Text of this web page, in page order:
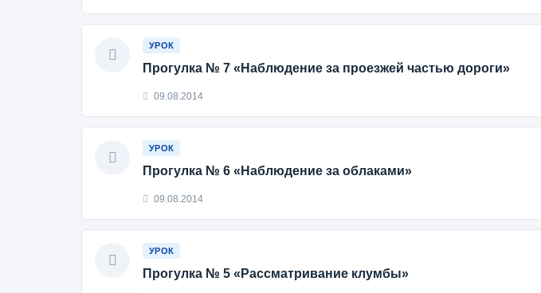
УРОК
Прогулка № 7 «Наблюдение за проезжей частью дороги»
09.08.2014
УРОК
Прогулка № 6 «Наблюдение за облаками»
09.08.2014
УРОК
Прогулка № 5 «Рассматривание клумбы»